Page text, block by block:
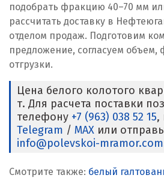
подобрать фракцию 40–70 мм
рассчитать доставку в
отделом продаж. Подготовим
предложение, согласуем объем,
отгрузки.
Цена белого колотого
т. Для расчета поставки
телефону +7 (963) 038 52 15,
Telegram / MAX или
info@polevskoi-mramor.com
Смотрите также: белый